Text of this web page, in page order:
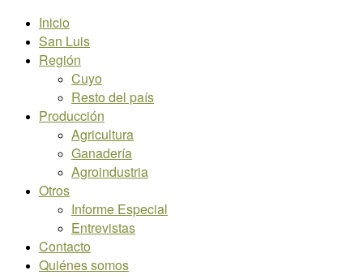
Inicio
San Luis
Región
Cuyo
Resto del país
Producción
Agricultura
Ganadería
Agroindustria
Otros
Informe Especial
Entrevistas
Contacto
Quiénes somos